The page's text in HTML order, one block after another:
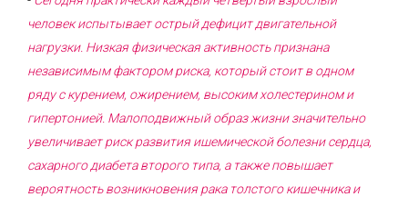
человек испытывает острый дефицит двигательной
нагрузки. Низкая физическая активность признана
независимым фактором риска, который стоит в одном
ряду с курением, ожирением, высоким холестерином и
гипертонией. Малоподвижный образ жизни значительно
увеличивает риск развития ишемической болезни сердца,
сахарного диабета второго типа, а также повышает
вероятность возникновения рака толстого кишечника и